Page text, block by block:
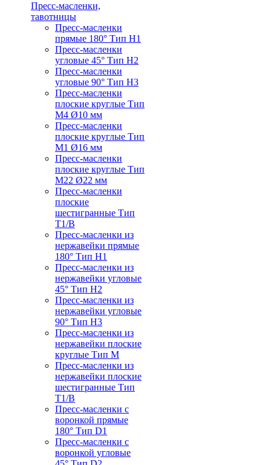
Пресс-масленки,
тавотницы
Пресс-масленки
прямые 180° Тип H1
Пресс-масленки
угловые 45° Тип H2
Пресс-масленки
угловые 90° Тип H3
Пресс-масленки
плоские круглые Тип
M4 Ø10 мм
Пресс-масленки
плоские круглые Тип
M1 Ø16 мм
Пресс-масленки
плоские круглые Тип
M22 Ø22 мм
Пресс-масленки
плоские
шестигранные Тип
T1/B
Пресс-масленки из
нержавейки прямые
180° Тип H1
Пресс-масленки из
нержавейки угловые
45° Тип H2
Пресс-масленки из
нержавейки угловые
90° Тип H3
Пресс-масленки из
нержавейки плоские
круглые Тип M
Пресс-масленки из
нержавейки плоские
шестигранные Тип
T1/B
Пресс-масленки с
воронкой прямые
180° Тип D1
Пресс-масленки с
воронкой угловые